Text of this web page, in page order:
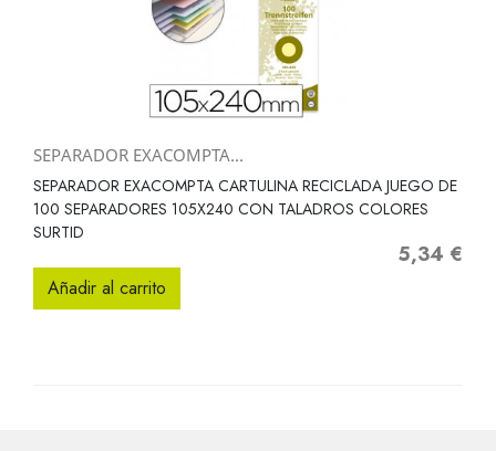
SEPARADOR EXACOMPTA...
SEPARADOR EXACOMPTA CARTULINA RECICLADA JUEGO DE
100 SEPARADORES 105X240 CON TALADROS COLORES
SURTID
Precio
5,34 €
Añadir al carrito